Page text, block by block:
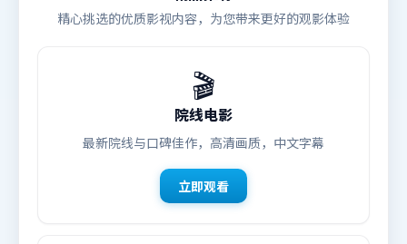
精心挑选的优质影视内容，为您带来更好的观影体验
🎬
院线电影
最新院线与口碑佳作，高清画质，中文字幕
立即观看